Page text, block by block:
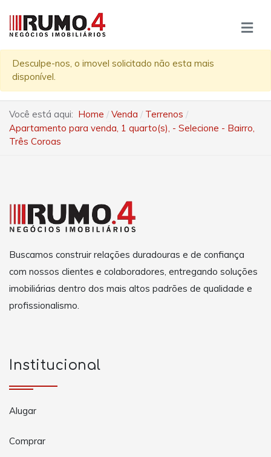
Desculpe-nos, o imovel solicitado não esta mais
disponível.
Você está aqui: Home Venda
Terrenos
Apartamento para venda, 1 quarto(s), - Selecione - Bairro,
Três Coroas
Buscamos construir relações duradouras e de confiança
com nossos clientes e colaboradores, entregando soluções
imobiliárias dentro dos mais altos padrões de qualidade e
profissionalismo.
Institucional
Alugar
Comprar